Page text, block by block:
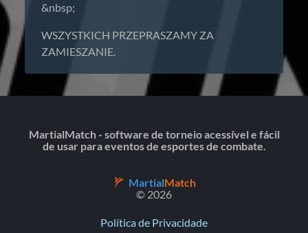
&nbsp;
WSZYSTKICH PRZEPRASZAMY ZA
ZAMIESZANIE.
MartialMatch - software de torneio acessível e fácil
de usar para eventos de esportes de combate.
MartialMatch
© 2026
Política de Privacidade